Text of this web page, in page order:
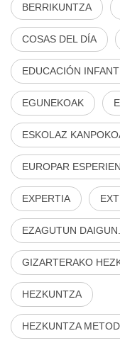
BERRIKUNTZA
COSAS DEL DÍA
EDUCACIÓN
EGUNEKOAK
ESKOLAZ
EUROPAR
EXPERTIA
EZAGUTUN DAIGUN...
GIZARTERAKO
HEZKUNTZA
HEZKUNTZA